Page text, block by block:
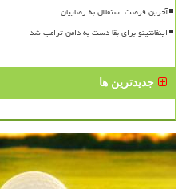
آخرین فرصت استقلال به رضاییان
اینفانتینو برای بقا دست به دامن ترامپ شد
جدیدترین ها